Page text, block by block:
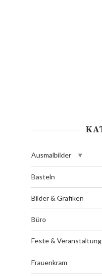
Ausmalbilder
Basteln
Bilder & Grafiken
Büro
Feste &
Frauenkram